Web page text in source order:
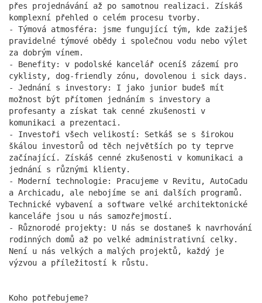
Píše o nás Forbes
13.11.2025
Z malé kanceláře, která kdysi opravovala vilu
Václava Havla, vyrostl tým formující podobu
českých velkoměst. DAM architekti s.r.o. dnes
spojují historii s vizí moderního města pro 21.
století.
více
15. výročí
přes projednávání až po samotnou realizaci. Získáš
komplexní přehled o celém procesu tvorby.
- Týmová atmosféra: jsme fungující tým, kde zažiješ
pravidelné týmové obědy i společnou vodu nebo výlet
za dobrým vínem.
- Benefity: v podolské kancelář oceníš zázemí pro
cyklisty, dog-friendly zónu, dovolenou i sick days.
- Jednání s investory: I jako junior budeš mít
možnost být přítomen jednáním s investory a
profesanty a získat tak cenné zkušenosti v
komunikaci a prezentaci.
- Investoři všech velikostí: Setkáš se s širokou
škálou investorů od těch největších po ty teprve
začínající. Získáš cenné zkušenosti v komunikaci a
jednání s různými klienty.
- Moderní technologie: Pracujeme v Revitu, AutoCadu
a Archicadu, ale nebojíme se ani dalších programů.
Technické vybavení a software velké architektonické
kanceláře jsou u nás samozřejmostí.
- Různorodé projekty: U nás se dostaneš k navrhování
rodinných domů až po velké administrativní celky.
Není u nás velkých a malých projektů, každý je
výzvou a příležitostí k růstu.
Koho potřebujeme?